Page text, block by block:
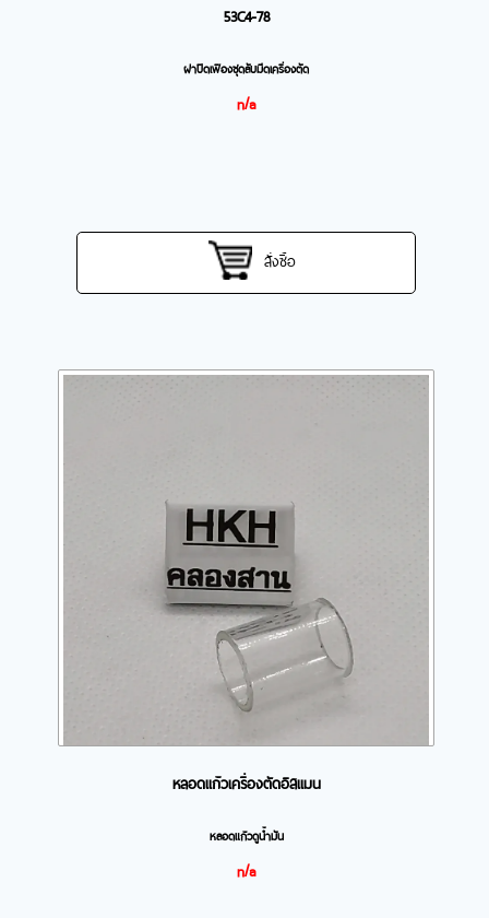
53C4-78
ฝาปิดเฟืองชุดลับมีดเครื่องตัด
n/a
สั่งซื้อ
หลอดแก้วเครื่องตัดอิสแมน
หลอดแก้วดูน้ำมัน
n/a